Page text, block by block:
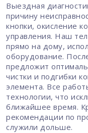
Выездная
причину
кнопки, окисление
управления. Наш
прямо на дому,
оборудование.
предложит
чистки и подгибки
элемента. Все
технологии, что
ближайшее время.
рекомендации по
служили дольше.